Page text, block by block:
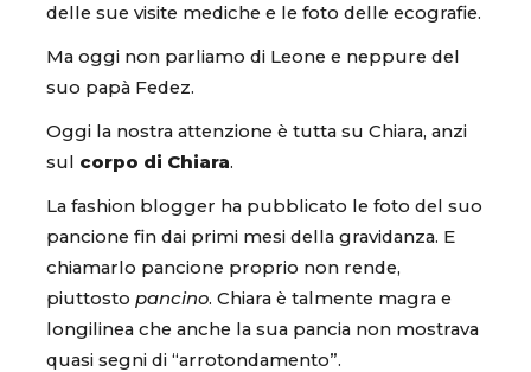
delle sue visite mediche e le foto delle ecografie.
Ma oggi non parliamo di Leone e neppure del
suo papà Fedez.
Oggi la nostra attenzione è tutta su Chiara, anzi
sul corpo di Chiara.
La fashion blogger ha pubblicato le foto del suo
pancione fin dai primi mesi della gravidanza. E
chiamarlo pancione proprio non rende,
piuttosto pancino. Chiara è talmente magra e
longilinea che anche la sua pancia non mostrava
quasi segni di “arrotondamento”.